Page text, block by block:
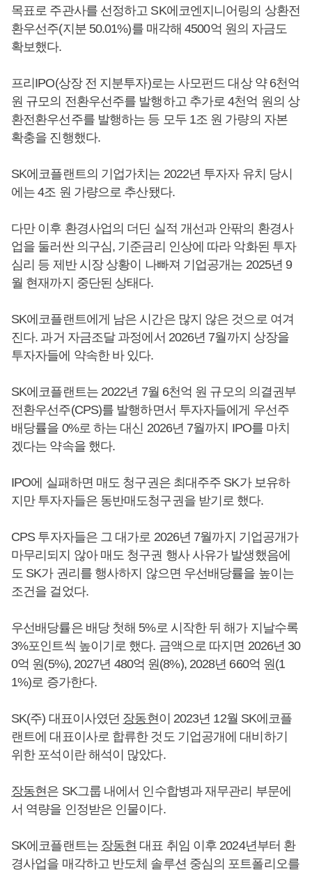
목표로 주관사를 선정하고 SK에코엔지니어링의 상환전
환우선주(지분 50.01%)를 매각해 4500억 원의 자금도
확보했다.
프리IPO(상장 전 지분투자)로는 사모펀드 대상 약 6천억
원 규모의 전환우선주를 발행하고 추가로 4천억 원의 상
환전환우선주를 발행하는 등 모두 1조 원 가량의 자본
확충을 진행했다.
SK에코플랜트의 기업가치는 2022년 투자자 유치 당시
에는 4조 원 가량으로 추산됐다.
다만 이후 환경사업의 더딘 실적 개선과 안팎의 환경사
업을 둘러싼 의구심, 기준금리 인상에 따라 악화된 투자
심리 등 제반 시장 상황이 나빠져 기업공개는 2025년 9
월 현재까지 중단된 상태다.
SK에코플랜트에게 남은 시간은 많지 않은 것으로 여겨
진다. 과거 자금조달 과정에서 2026년 7월까지 상장을
투자자들에 약속한 바 있다.
SK에코플랜트는 2022년 7월 6천억 원 규모의 의결권부
전환우선주(CPS)를 발행하면서 투자자들에게 우선주
배당률을 0%로 하는 대신 2026년 7월까지 IPO를 마치
겠다는 약속을 했다.
IPO에 실패하면 매도 청구권은 최대주주 SK가 보유하
지만 투자자들은 동반매도청구권을 받기로 했다.
CPS 투자자들은 그 대가로 2026년 7월까지 기업공개가
마무리되지 않아 매도 청구권 행사 사유가 발생했음에
도 SK가 권리를 행사하지 않으면 우선배당률을 높이는
조건을 걸었다.
우선배당률은 배당 첫해 5%로 시작한 뒤 해가 지날수록
3%포인트씩 높이기로 했다. 금액으로 따지면 2026년 30
0억 원(5%), 2027년 480억 원(8%), 2028년 660억 원(1
1%)로 증가한다.
SK(주) 대표이사였던 장동현이 2023년 12월 SK에코플
랜트에 대표이사로 합류한 것도 기업공개에 대비하기
위한 포석이란 해석이 많았다.
장동현은 SK그룹 내에서 인수합병과 재무관리 부문에
서 역량을 인정받은 인물이다.
SK에코플랜트는 장동현 대표 취임 이후 2024년부터 환
경사업을 매각하고 반도체 솔루션 중심의 포트폴리오를